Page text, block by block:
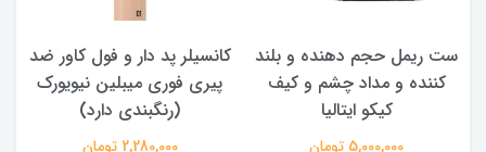
ست ریمل حجم دهنده و بلند
کننده و مداد چشم و کیف
کیکو ایتالیا
5,000,000 تومان
کانسیلر پد دار و فول کاور ضد
پیری فوری میبلین نیویورک
(رنگبندی دارد)
2,280,000 تومان